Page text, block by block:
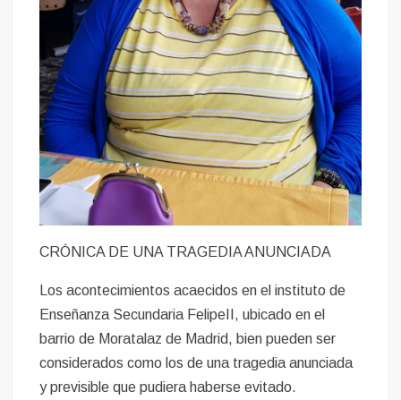
CRÓNICA DE UNA TRAGEDIA ANUNCIADA
Los acontecimientos acaecidos en el instituto de
Enseñanza Secundaria FelipeII, ubicado en el
barrio de Moratalaz de Madrid, bien pueden ser
considerados como los de una tragedia anunciada
y previsible que pudiera haberse evitado.